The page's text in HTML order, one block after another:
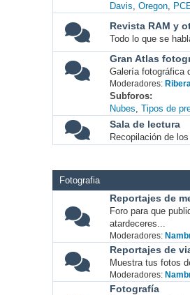
Davis Oregon
Revista RAM y
Todo lo que se
Gran Atlas
Galería fotográfica
Moderadores:
Subforos
Nubes Tipos de
Sala de lectura
Recopilación de
Fotografia
Reportajes de
Foro para que
atardeceres...
Moderadores:
Reportajes de
Muestra tus fotos
Moderadores:
Fotografía